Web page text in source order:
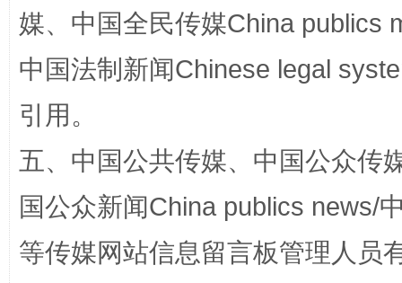
漫山遍野的桃花与雪山、麦地、白藏房 除
媒、中国全民传媒China publics
中国法制新闻Chinese legal
引用。
五、中国公共传媒、中国公众传
国公众新闻China publics news/
等传媒网站信息留言板管理人员